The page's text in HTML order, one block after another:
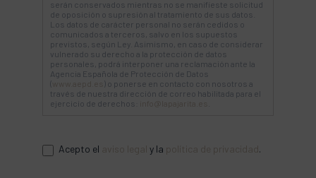
serán conservados mientras no se manifieste solicitud
de oposición o supresión al tratamiento de sus datos.
Los datos de carácter personal no serán cedidos o
comunicados a terceros, salvo en los supuestos
previstos, según Ley. Asimismo, en caso de considerar
vulnerado su derecho a la protección de datos
personales, podrá interponer una reclamación ante la
Agencia Española de Protección de Datos
(
) o ponerse en contacto con nosotros a
través de nuestra dirección de correo habilitada para el
ejercicio de derechos:
Acepto el y la .